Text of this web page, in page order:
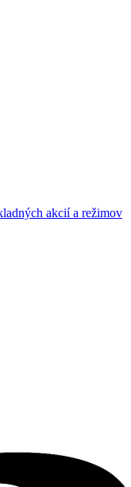
akcií a režimov